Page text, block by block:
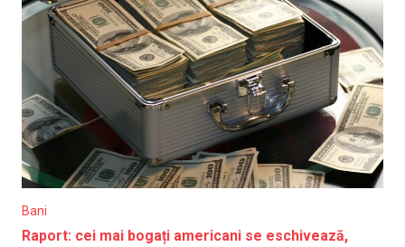
Bani
Raport: cei mai bogați americani se eschivează,